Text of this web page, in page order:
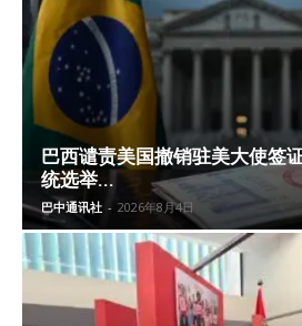
巴西谴责美国撤销驻美大使签
统选举...
巴中通讯社 - 2026年8月4日